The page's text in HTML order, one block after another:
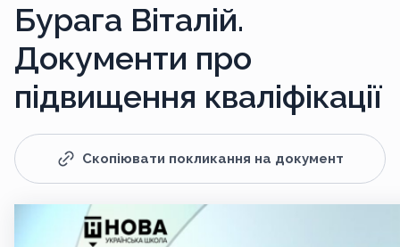
Бурага Віталій.
Документи про
підвищення кваліфікації
Скопіювати покликання на документ